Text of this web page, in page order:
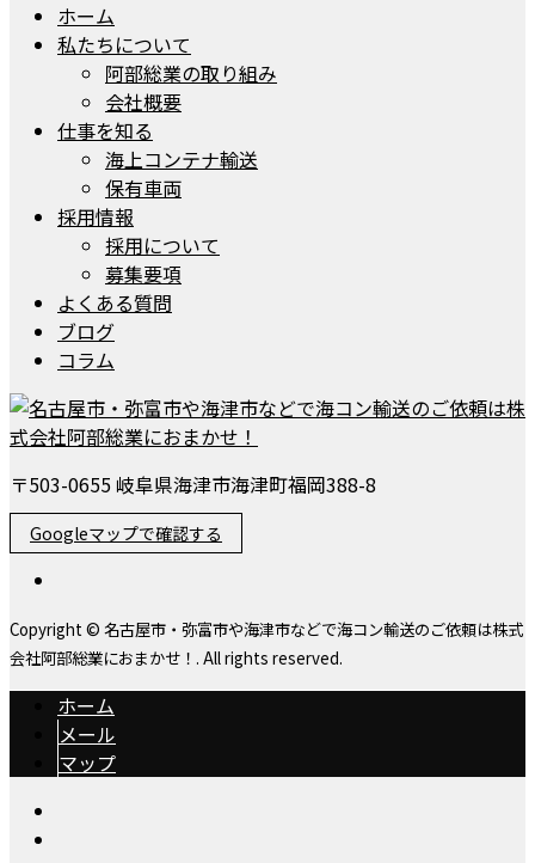
ホーム
私たちについて
阿部総業の取り組み
会社概要
仕事を知る
海上コンテナ輸送
保有車両
採用情報
採用について
募集要項
よくある質問
ブログ
コラム
〒503-0655 岐阜県海津市海津町福岡388-8
Googleマップで確認する
Copyright © 名古屋市・弥富市や海津市などで海コン輸送のご依頼は株式
会社阿部総業におまかせ！. All rights reserved.
ホーム
メール
マップ